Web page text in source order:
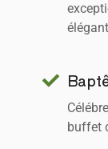
buffet